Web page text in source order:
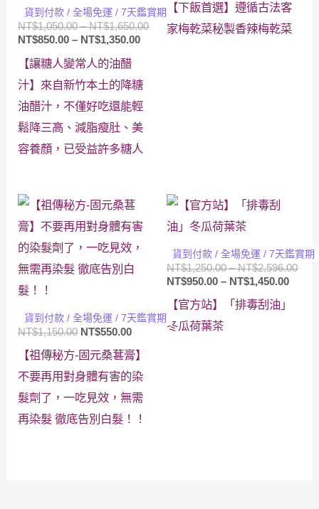
貨到付款 / 全場免運 / 7天鑑賞期
NT$1,050.00 – NT$1,650.00價
NT$850.00 – NT$1,350.00價
圍：
NT$850.00
到
NT$1,350.00
【讓糖人變常人的油醋
汁】來自新竹本土的降糖
油醋汁，不僅好吃還能輕
鬆降三高、減脂瘦肚、美
容養顏，已受益許多糖人
價
格：
NT$533.00。
價
格：
【下飯首選】遵循古法客
家梅乾菜秘製香辣梅乾菜
貨到付款 / 全場免運 / 7天鑑賞期
NT$1,150.00 原
價
格：
NT$1,150.00。
NT$550.00目
價
格：
NT$550.00。
【祖傳秘方-固元桑葚膏】
不要再用對身體有害的染
髮劑了，一吃見效，無需
再染髮 徹底告別白髮！！
貨到付款 / 全場免運 / 7天鑑賞期
NT$1,250.00 – NT$2,596.00價
NT$950.00 – NT$1,450.00價
【官方站】「排毒刮油」
冬瓜荷葉茶